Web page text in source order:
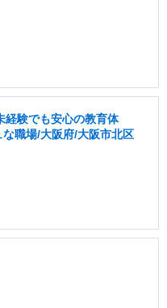
経験でも安心の教育体
職場/大阪府/大阪市北区